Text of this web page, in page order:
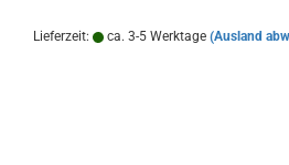
Lieferzeit: ca. 3-5 Werktage (Ausland